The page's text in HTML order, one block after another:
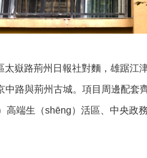
嶽路荊州日報社對麵，雄踞江
中路與荊州古城。項目周邊配
端生（shēng）活區、中央政